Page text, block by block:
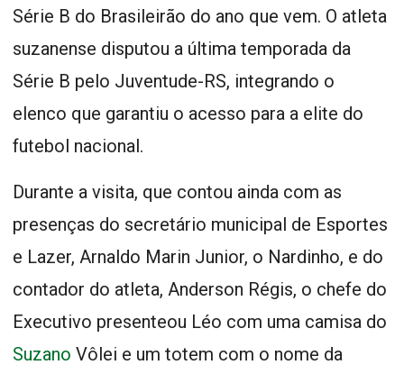
Série B do Brasileirão do ano que vem. O atleta
suzanense disputou a última temporada da
Série B pelo Juventude-RS, integrando o
elenco que garantiu o acesso para a elite do
futebol nacional.
Durante a visita, que contou ainda com as
presenças do secretário municipal de Esportes
e Lazer, Arnaldo Marin Junior, o Nardinho, e do
contador do atleta, Anderson Régis, o chefe do
Executivo presenteou Léo com uma camisa do
Suzano Vôlei e um totem com o nome da